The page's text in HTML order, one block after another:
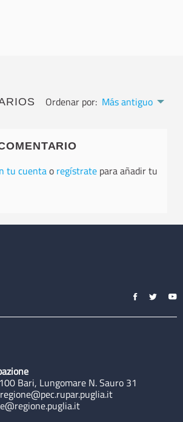
Ordenar por: Más antiguo
tu cuentao regístrate para añadir tu
Bari, Lungomare N. Sauro 31